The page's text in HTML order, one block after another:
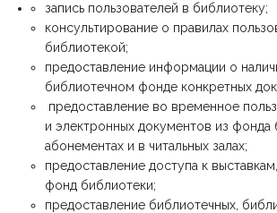
запись пользователей в библиотеку;
консультирование о правилах
библиотекой;
предоставление информации о
библиотечном фонде конкретных
предоставление во временное
и электронных документов из фонда
абонементах и в читальных залах;
предоставление доступа к
фонд библиотеки;
предоставление библиотечных,